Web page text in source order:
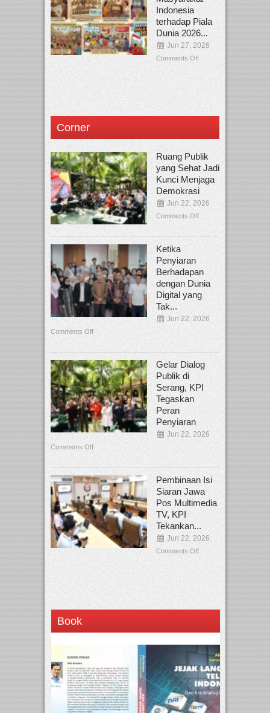
Indonesia
terhadap Piala
Dunia 2026...
Jun 27, 2026
Comments Off
Corner
Ruang Publik
yang Sehat Jadi
Kunci Menjaga
Demokrasi
Jun 22, 2026
Comments Off
Ketika
Penyiaran
Berhadapan
dengan Dunia
Digital yang
Tak...
Jun 22, 2026
Comments Off
Gelar Dialog
Publik di
Serang, KPI
Tegaskan
Peran
Penyiaran
Jun 22, 2026
Comments Off
Pembinaan Isi
Siaran Jawa
Pos Multimedia
TV, KPI
Tekankan...
Jun 22, 2026
Comments Off
Book